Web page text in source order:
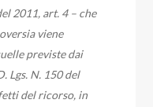
2011, art. 4 – che
viene
previste dai
Lgs. N. 150 del
del ricorso, in